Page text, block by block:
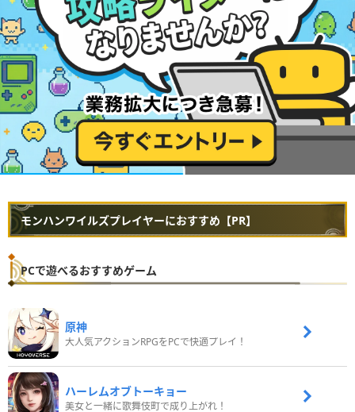
モンハンワイルズプレイヤーにおすすめ【PR】
PCで遊べるおすすめゲーム
原神
大人気アクションRPGをPCで快適プレイ！
ハーレムオブトーキョー
美女と一緒に歌舞伎町で成り上がれ！